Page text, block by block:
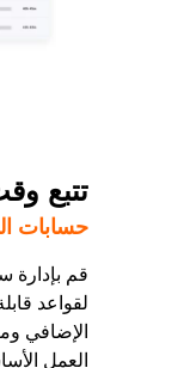
تتبع
حسابات
قم بإدارة
لقواعد
الإضافي
العمل